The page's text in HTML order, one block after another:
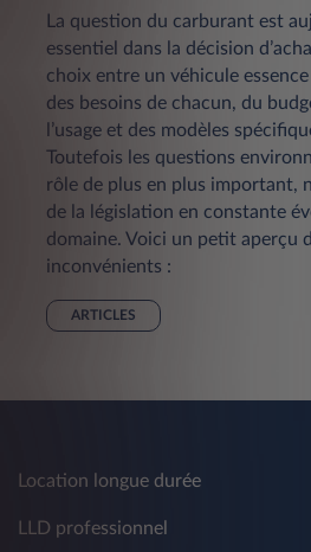
La question du carburant est
essentiel dans la décision
choix entre un véhicule
des besoins de chacun, du
l’usage et des modèles
Toutefois les questions
rôle de plus en plus important,
de la législation en constante
domaine. Voici un petit aperçu
inconvénients :
ARTICLES
Location longue durée
LLD professionnel